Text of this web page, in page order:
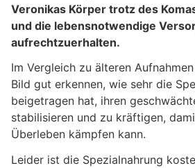
Veronikas Körper trotz des
und die lebensnotwendige
aufrechtzuerhalten.
Im Vergleich zu älteren
Bild gut erkennen, wie sehr die
beigetragen hat, ihren
stabilisieren und zu kräftigen,
Überleben kämpfen kann.
Leider ist die Spezialnahrung